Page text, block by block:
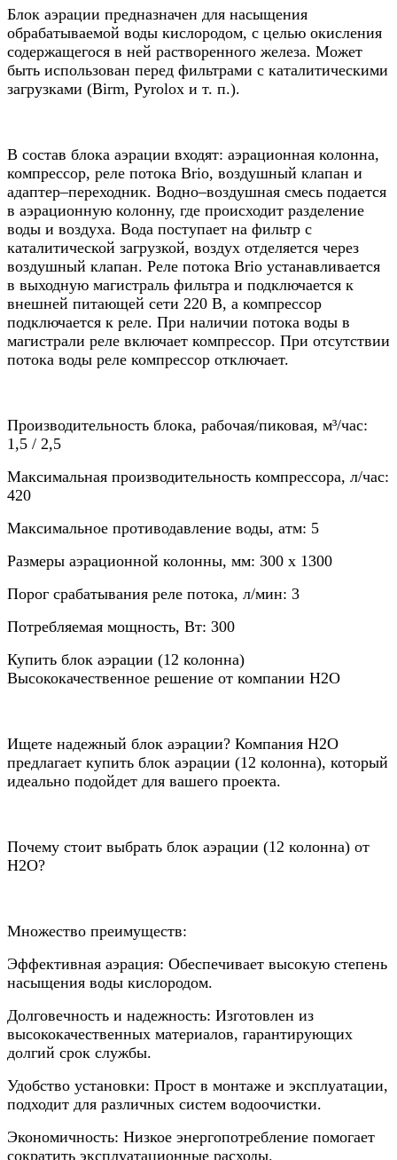
Блок аэрации предназначен для насыщения
обрабатываемой воды кислородом, с целью окисления
содержащегося в ней растворенного железа. Может
быть использован перед фильтрами с каталитическими
загрузками (Birm, Pyrolox и т. п.).
В состав блока аэрации входят: аэрационная колонна,
компрессор, реле потока Brio, воздушный клапан и
адаптер–переходник. Водно–воздушная смесь подается
в аэрационную колонну, где происходит разделение
воды и воздуха. Вода поступает на фильтр с
каталитической загрузкой, воздух отделяется через
воздушный клапан. Реле потока Brio устанавливается
в выходную магистраль фильтра и подключается к
внешней питающей сети 220 В, а компрессор
подключается к реле. При наличии потока воды в
магистрали реле включает компрессор. При отсутствии
потока воды реле компрессор отключает.
Производительность блока, рабочая/пиковая, м³/час:
1,5 / 2,5
Максимальная производительность компрессора, л/час:
420
Максимальное противодавление воды, атм: 5
Размеры аэрационной колонны, мм: 300 х 1300
Порог срабатывания реле потока, л/мин: 3
Потребляемая мощность, Вт: 300
Купить блок аэрации (12 колонна)
Высококачественное решение от компании Н2О
Ищете надежный блок аэрации? Компания Н2О
предлагает купить блок аэрации (12 колонна), который
идеально подойдет для вашего проекта.
Почему стоит выбрать блок аэрации (12 колонна) от
Н2О?
Множество преимуществ:
Эффективная аэрация: Обеспечивает высокую степень
насыщения воды кислородом.
Долговечность и надежность: Изготовлен из
высококачественных материалов, гарантирующих
долгий срок службы.
Удобство установки: Прост в монтаже и эксплуатации,
подходит для различных систем водоочистки.
Экономичность: Низкое энергопотребление помогает
сократить эксплуатационные расходы.